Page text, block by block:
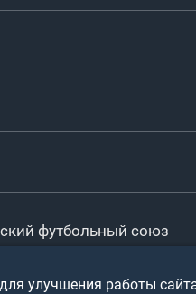
Любители
футбольный союз
улучшения работы